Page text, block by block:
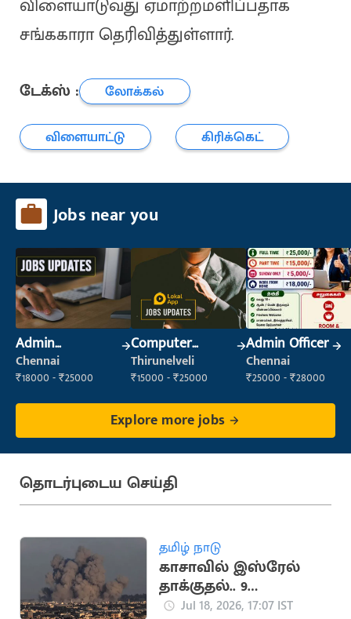
விளையாடுவது ஏமாற்றமளிப்பதாக
சங்ககாரா தெரிவித்துள்ளார்.
டேக்ஸ் :
லோக்கல்
விளையாட்டு
கிரிக்கெட்
Jobs near you
Admin
Supervisor
Chennai
₹18000 - ₹25000
Computer
Operator
Thirunelveli
₹15000 - ₹25000
Admin Officer
Chennai
₹25000 - ₹28000
Explore more jobs
தொடர்புடைய செய்தி
தமிழ் நாடு
காசாவில் இஸ்ரேல்
தாக்குதல்.. 9
பாலஸ்தீனர்கள்
Jul 18, 2026, 17:07 IST